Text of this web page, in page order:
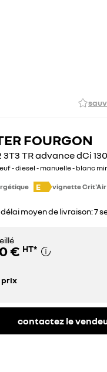
FOURGON
3T3 TR advance dCi
- diesel - manuelle - blanc
E vignette Crit'Air
délai moyen de livraison: 7
€ HT*
prix
contactez le